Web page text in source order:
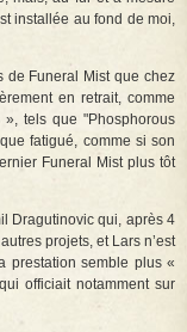
installée au fond de moi,
de Funeral Mist que chez
en retrait, comme
tels que "Phosphorous
fatigué, comme si son
Funeral Mist plus tôt
Dragutinovic qui, après 4
projets, et Lars n’est
prestation semble plus «
officiait notamment sur